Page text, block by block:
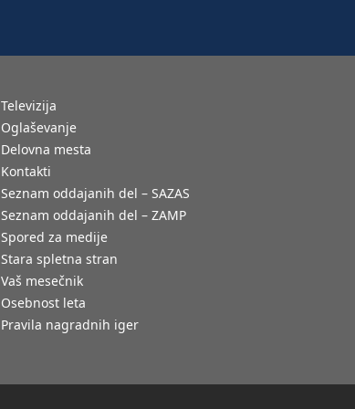
Televizija
Oglaševanje
Delovna mesta
Kontakti
Seznam oddajanih del – SAZAS
Seznam oddajanih del – ZAMP
Spored za medije
Stara spletna stran
Vaš mesečnik
Osebnost leta
Pravila nagradnih iger